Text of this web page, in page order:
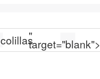
colillas
"
target="blank">